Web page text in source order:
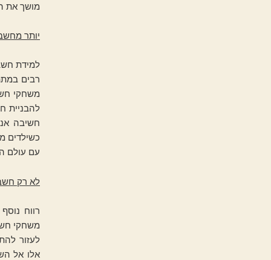
מושך את
יותר
למידת
רבים
משחקי
להבניית
חשיבה
כשילדים
עם עולם
לא רק
רווח
משחקי
לעזור
אלו אל